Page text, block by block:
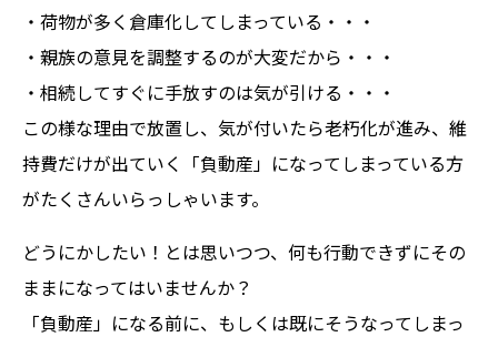
・荷物が多く倉庫化してしまっている・・・
・親族の意見を調整するのが大変だから・・・
・相続してすぐに手放すのは気が引ける・・・
この様な理由で放置し、気が付いたら老朽化が進み、維
持費だけが出ていく「負動産」になってしまっている方
がたくさんいらっしゃいます。
どうにかしたい！とは思いつつ、何も行動できずにその
ままになってはいませんか？
「負動産」になる前に、もしくは既にそうなってしまっ